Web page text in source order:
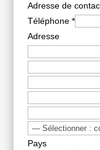
Adresse de
Téléphone *
Adresse
Pays